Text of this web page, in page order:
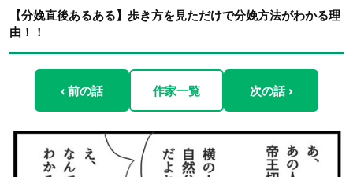
【分娩直後あるある】歩き方を見ただけで分娩方法がわかる理
由！！
‹ 前の話 作家一覧 次の話 ›